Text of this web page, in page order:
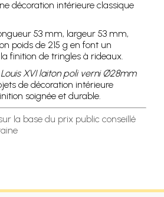
décoration intérieure classique
53 mm, largeur 53 mm,
poids de 215 g en font un
finition de tringles à rideaux.
XVI laiton poli verni Ø28mm
de décoration intérieure
soignée et durable.
la base du prix public conseillé